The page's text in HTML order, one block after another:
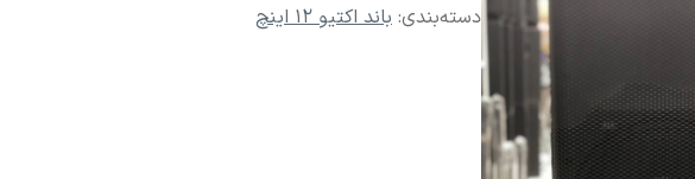
دسته‌بندی: باند اکتیو ۱۲ اینچ